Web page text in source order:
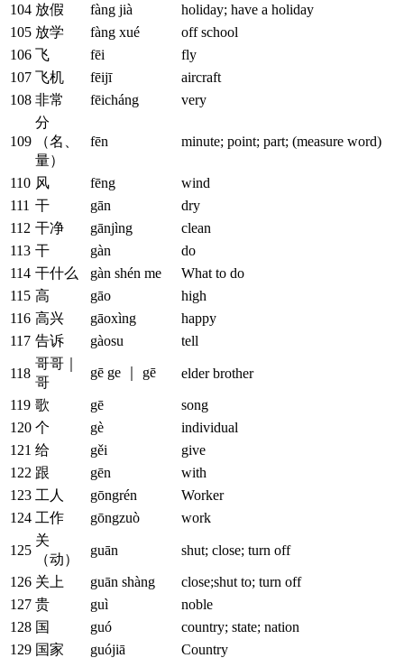
104 放假 fàng jià
holiday; have a holiday
105 放学 fàng xué
off school
106 飞 fēi
fly
107 飞机 fēijī
aircraft
108 非常 fēicháng very
109
分
（名、
量）
fēn minute; point; part; (measure word)
110 风 fēng
wind
111 干 gān
dry
112 干净 gānjìng
clean
113 干 gàn
do
114 干什么 gàn shén me
What to do
115 高 gāo
high
116 高兴 gāoxìng
happy
117 告诉 gàosu tell
118
哥哥｜
哥
gē ge ｜ gē elder brother
119 歌 gē
song
120 个 gè
individual
121 给 gěi
give
122 跟 gēn
with
123 工人 gōngrén
Worker
124 工作 gōngzuò work
125
关
（动）
guān shut; close; turn off
126 关上 guān shàng
close;shut to; turn off
127 贵 guì
noble
128 国 guó
country; state; nation
129 国家 guójiā
Country